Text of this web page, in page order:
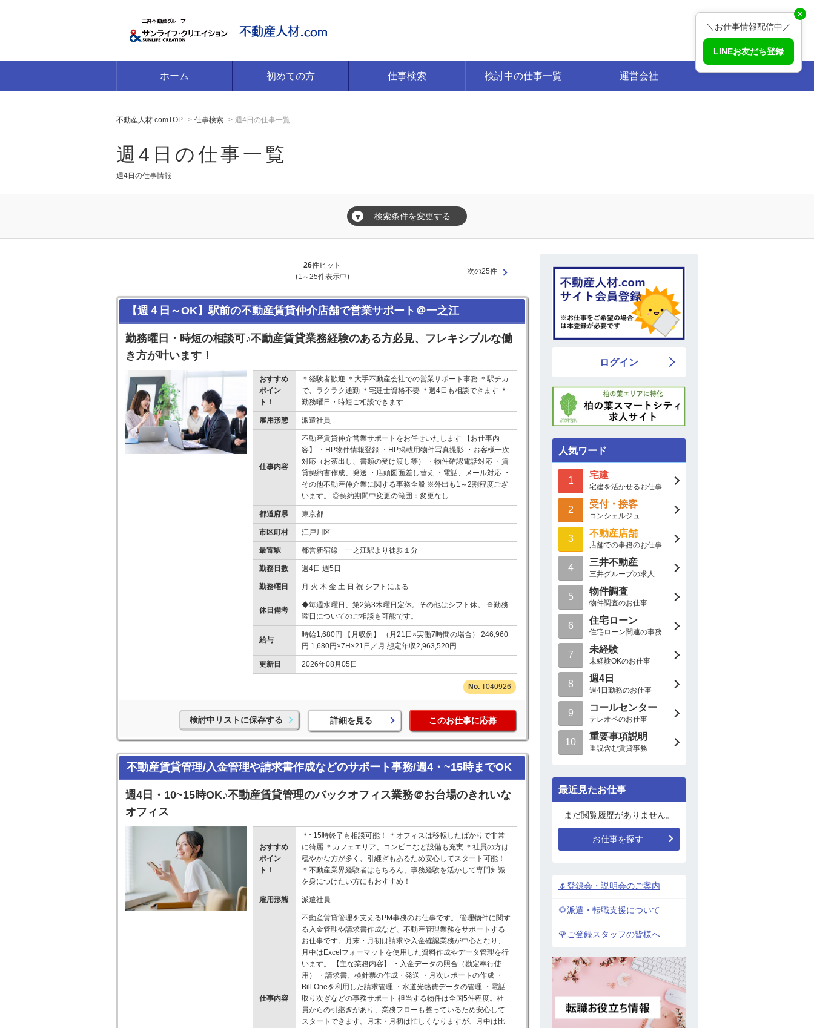
ホーム 初めての方 仕事検索 検討中の仕事一覧 運営会社
不動産人材.comTOP 仕事検索 週4日の仕事一覧
週4日の仕事一覧
週4日の仕事情報
▼ 検索条件を変更する
26件ヒット
(1～25件表示中)
次の25件
【週４日～OK】駅前の不動産賃貸仲介店舗で営業サポート＠一之江
勤務曜日・時短の相談可♪不動産賃貸業務経験のある方必見、フレキシブルな働
き方が叶います！
おすすめ
ポイン
ト！
＊経験者歓迎 ＊大手不動産会社での営業サポート事務 ＊駅チカ
で、ラクラク通勤 ＊宅建士資格不要 ＊週4日も相談できます ＊
勤務曜日・時短ご相談できます
雇用形態 派遣社員
仕事内容
不動産賃貸仲介営業サポートをお任せいたします 【お仕事内
容】 ・HP物件情報登録 ・HP掲載用物件写真撮影 ・お客様一次
対応（お茶出し、書類の受け渡し等） ・物件確認電話対応 ・賃
貸契約書作成、発送 ・店頭図面差し替え ・電話、メール対応 ・
その他不動産仲介業に関する事務全般 ※外出も1～2割程度ござ
います。 ◎契約期間中変更の範囲：変更なし
都道府県 東京都
市区町村 江戸川区
最寄駅 都営新宿線 一之江駅より徒歩１分
勤務日数 週4日 週5日
勤務曜日 月 火 木 金 土 日 祝 シフトによる
休日備考
◆毎週水曜日、第2第3木曜日定休。その他はシフト休。 ※勤務
曜日についてのご相談も可能です。
給与
時給1,680円 【月収例】 （月21日×実働7時間の場合） 246,960
円 1,680円×7H×21日／月 想定年収2,963,520円
更新日 2026年08月05日
T040926
検討中リストに保存する 詳細を見る このお仕事に応募
不動産賃貸管理/入金管理や請求書作成などのサポート事務/週4・~15時までOK
週4日・10~15時OK♪不動産賃貸管理のバックオフィス業務＠お台場のきれいな
オフィス
おすすめ
ポイン
ト！
＊~15時終了も相談可能！ ＊オフィスは移転したばかりで非常
に綺麗 ＊カフェエリア、コンビニなど設備も充実 ＊社員の方は
穏やかな方が多く、引継ぎもあるため安心してスタート可能！
＊不動産業界経験者はもちろん、事務経験を活かして専門知識
を身につけたい方にもおすすめ！
雇用形態 派遣社員
仕事内容
不動産賃貸管理を支えるPM事務のお仕事です。 管理物件に関す
る入金管理や請求書作成など、不動産管理業務をサポートする
お仕事です。月末・月初は請求や入金確認業務が中心となり、
月中はExcelフォーマットを使用した資料作成やデータ管理を行
います。 【主な業務内容】 ・入金データの照合（勘定奉行使
用） ・請求書、検針票の作成・発送 ・月次レポートの作成 ・
Bill Oneを利用した請求管理 ・水道光熱費データの管理 ・電話
取り次ぎなどの事務サポート 担当する物件は全国5件程度。社
員からの引継ぎがあり、業務フローも整っているため安心して
スタートできます。月末・月初は忙しくなりますが、月中は比
ログイン
人気ワード
1
宅建
宅建を活かせるお仕事
2
受付・接客
コンシェルジュ
3
不動産店舗
店舗での事務のお仕事
4
三井不動産
三井グループの求人
5
物件調査
物件調査のお仕事
6
住宅ローン
住宅ローン関連の事務
7
未経験
未経験OKのお仕事
8
週4日
週4日勤務のお仕事
9
コールセンター
テレオペのお仕事
10
重要事項説明
重説含む賃貸事務
最近見たお仕事
まだ閲覧履歴がありません。
お仕事を探す
🌷登録会・説明会のご案内
🌻派遣・転職支援について
🌹ご登録スタッフの皆様へ
✕
＼お仕事情報配信中／
LINEお友だち登録